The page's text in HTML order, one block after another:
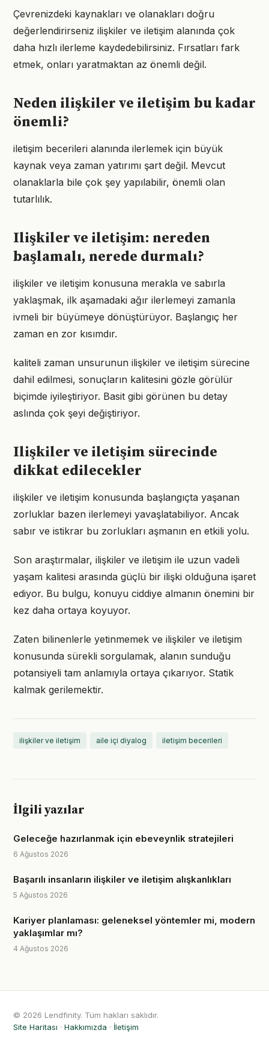
Çevrenizdeki kaynakları ve olanakları doğru
değerlendirirseniz ilişkiler ve iletişim alanında çok
daha hızlı ilerleme kaydedebilirsiniz. Fırsatları fark
etmek, onları yaratmaktan az önemli değil.
Neden ilişkiler ve iletişim bu kadar
önemli?
iletişim becerileri alanında ilerlemek için büyük
kaynak veya zaman yatırımı şart değil. Mevcut
olanaklarla bile çok şey yapılabilir, önemli olan
tutarlılık.
Ilişkiler ve iletişim: nereden
başlamalı, nerede durmalı?
ilişkiler ve iletişim konusuna merakla ve sabırla
yaklaşmak, ilk aşamadaki ağır ilerlemeyi zamanla
ivmeli bir büyümeye dönüştürüyor. Başlangıç her
zaman en zor kısımdır.
kaliteli zaman unsurunun ilişkiler ve iletişim sürecine
dahil edilmesi, sonuçların kalitesini gözle görülür
biçimde iyileştiriyor. Basit gibi görünen bu detay
aslında çok şeyi değiştiriyor.
Ilişkiler ve iletişim sürecinde
dikkat edilecekler
ilişkiler ve iletişim konusunda başlangıçta yaşanan
zorluklar bazen ilerlemeyi yavaşlatabiliyor. Ancak
sabır ve istikrar bu zorlukları aşmanın en etkili yolu.
Son araştırmalar, ilişkiler ve iletişim ile uzun vadeli
yaşam kalitesi arasında güçlü bir ilişki olduğuna işaret
ediyor. Bu bulgu, konuyu ciddiye almanın önemini bir
kez daha ortaya koyuyor.
Zaten bilinenlerle yetinmemek ve ilişkiler ve iletişim
konusunda sürekli sorgulamak, alanın sunduğu
potansiyeli tam anlamıyla ortaya çıkarıyor. Statik
kalmak gerilemektir.
ilişkiler ve iletişim aile içi diyalog iletişim becerileri
İlgili yazılar
Geleceğe hazırlanmak için ebeveynlik stratejileri
6 Ağustos 2026
Başarılı insanların ilişkiler ve iletişim alışkanlıkları
5 Ağustos 2026
Kariyer planlaması: geleneksel yöntemler mi, modern
yaklaşımlar mı?
4 Ağustos 2026
© 2026 Lendfinity. Tüm hakları saklıdır.
Site Haritası · Hakkımızda · İletişim